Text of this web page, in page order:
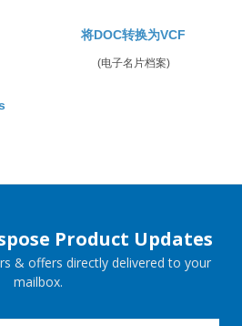
将DOC转换为VCF
(电子名片档案)
Product Updates
& offers directly delivered to your
mailbox.